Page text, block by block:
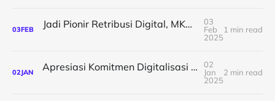
03FEB Jadi Pionir Retribusi Digital, MKP Permudah Pedagang dengan Pembayaran Digital dan Gelar Undian Menarik
03
Feb
2025
1 min read
02JAN Apresiasi Komitmen Digitalisasi Pelabuhan dari Para Agen Perusahaan Kapal, MKP Gelar Acara Gala Dinner & Awarding 2024
02
Jan
2025
2 min read